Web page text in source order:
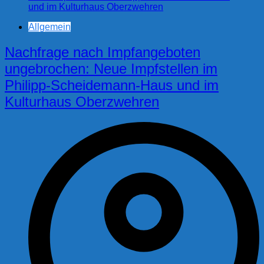
Allgemein
Nachfrage nach Impfangeboten
ungebrochen: Neue Impfstellen im
Philipp-Scheidemann-Haus und im
Kulturhaus Oberzwehren